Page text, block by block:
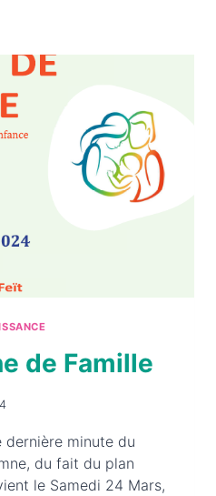
de Famille
dernière minute du
du fait du plan
le Samedi 24 Mars,